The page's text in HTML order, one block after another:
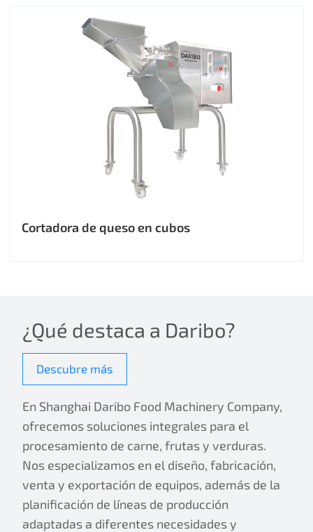
Cortadora de queso en cubos
¿Qué destaca a Daribo?
Descubre más
En Shanghai Daribo Food Machinery Company,
ofrecemos soluciones integrales para el
procesamiento de carne, frutas y verduras.
Nos especializamos en el diseño, fabricación,
venta y exportación de equipos, además de la
planificación de líneas de producción
adaptadas a diferentes necesidades y